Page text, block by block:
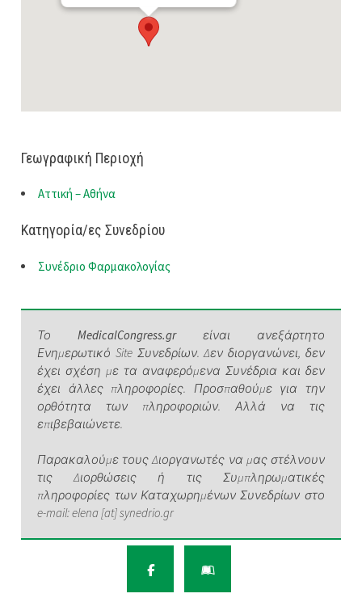
Γεωγραφική Περιοχή
Αττική – Αθήνα
Κατηγορία/ες Συνεδρίου
Συνέδριο Φαρμακολογίας
ΤοMedicalCongress.grείναι ανεξάρτητο
Ενημερωτικό Site Συνεδρίων. Δεν διοργανώνει, δεν
έχει σχέση με τα αναφερόμενα Συνέδρια και δεν
έχει άλλες πληροφορίες. Προσπαθούμε για την
ορθότητα των πληροφοριών. Αλλά να τις
επιβεβαιώνετε.
Παρακαλούμε τους Διοργανωτές να μας στέλνουν
τις Διορθώσεις ή τις Συμπληρωματικές
πληροφορίες των Καταχωρημένων Συνεδρίων στο
e-mail: elena [at] synedrio.gr